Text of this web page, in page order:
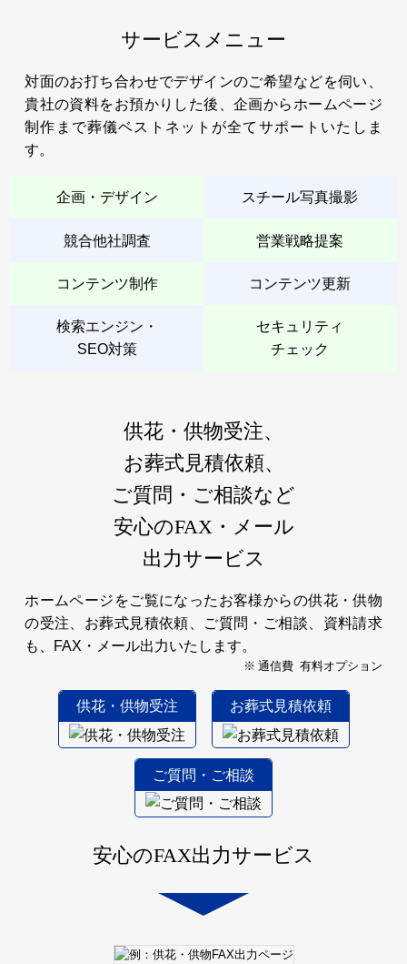
サービスメニュー
対面のお打ち合わせでデザインのご希望などを伺い、
貴社の資料をお預かりした後、企画からホームページ
制作まで葬儀ベストネットが全てサポートいたしま
す。
企画・デザイン スチール写真撮影
競合他社調査 営業戦略提案
コンテンツ制作 コンテンツ更新
検索エンジン・
SEO対策
セキュリティ
チェック
供花・供物受注、
お葬式見積依頼、
ご質問・ご相談など
安心のFAX・メール
出力サービス
ホームページをご覧になったお客様からの供花・供物
の受注、お葬式見積依頼、ご質問・ご相談、資料請求
も、FAX・メール出力いたします。
※ 通信費 有料オプション
供花・供物受注 お葬式見積依頼
ご質問・ご相談
安心のFAX出力サービス